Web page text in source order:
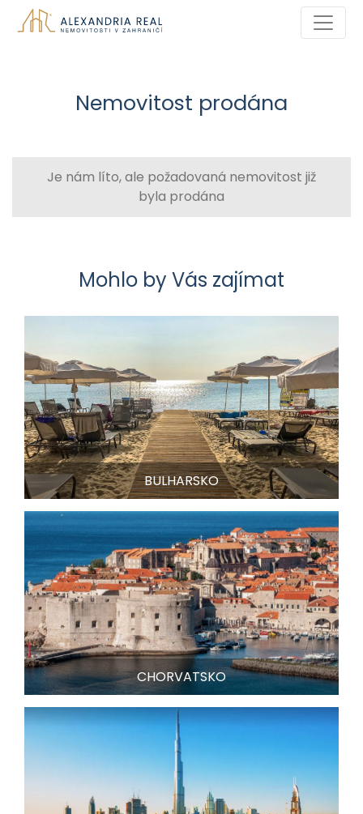
Nemovitost prodána
Je nám líto, ale požadovaná nemovitost již
byla prodána
Mohlo by Vás zajímat
BULHARSKO
CHORVATSKO